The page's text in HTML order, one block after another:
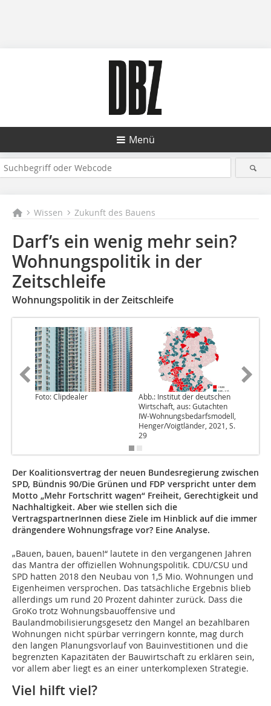
Menü
Wissen Zukunft des Bauens
Darf’s ein wenig mehr sein?
Wohnungspolitik in der
Zeitschleife
Wohnungspolitik in der Zeitschleife
Foto: Clipdealer
Abb.: Institut der deutschen
Wirtschaft, aus: Gutachten
IW-Wohnungsbedarfsmodell,
Henger/Voigtländer, 2021, S.
29
Der Koalitionsvertrag der neuen Bundesregierung zwischen
SPD, Bündnis 90/Die Grünen und FDP verspricht unter dem
Motto „Mehr Fortschritt wagen“ Freiheit, Gerechtigkeit und
Nachhaltigkeit. Aber wie stellen sich die
VertragspartnerInnen diese Ziele im Hinblick auf die immer
drängendere Wohnungsfrage vor? Eine Analyse.
„Bauen, bauen, bauen!“ lautete in den vergangenen Jahren
das Mantra der offiziellen Wohnungspolitik. CDU/CSU und
SPD hatten 2018 den Neubau von 1,5 Mio. Wohnungen und
Eigenheimen versprochen. Das tatsächliche Ergebnis blieb
allerdings um rund 20 Prozent dahinter zurück. Dass die
GroKo trotz Wohnungsbauoffensive und
Baulandmobilisierungsgesetz den Mangel an bezahlbaren
Wohnungen nicht spürbar verringern konnte, mag durch
den langen Planungsvorlauf von Bauinvestitionen und die
begrenzten Kapazitäten der Bauwirtschaft zu erklären sein,
vor allem aber liegt es an einer unterkomplexen Strategie.
Viel hilft viel?